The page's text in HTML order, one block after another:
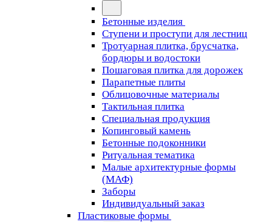
Бетонные изделия
Ступени и проступи для лестниц
Тротуарная плитка, брусчатка,
бордюры и водостоки
Пошаговая плитка для дорожек
Парапетные плиты
Облицовочные материалы
Тактильная плитка
Специальная продукция
Копинговый камень
Бетонные подоконники
Ритуальная тематика
Малые архитектурные формы
(МАФ)
Заборы
Индивидуальный заказ
Пластиковые формы